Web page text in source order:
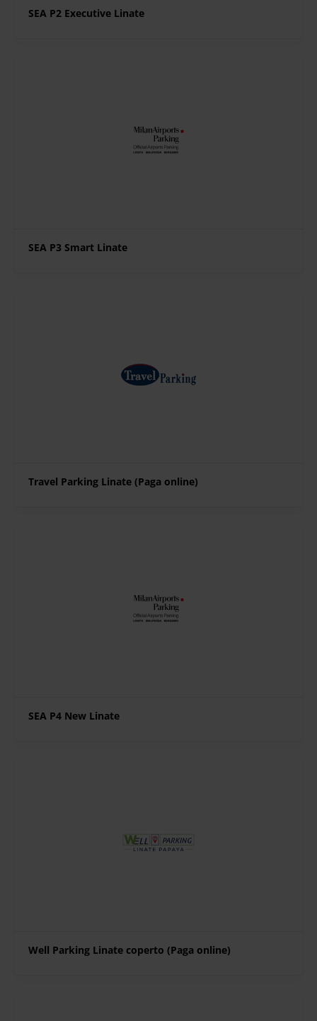
SEA P2 Executive Linate
SEA P3 Smart Linate
Travel Parking Linate (Paga online)
SEA P4 New Linate
Well Parking Linate coperto (Paga online)